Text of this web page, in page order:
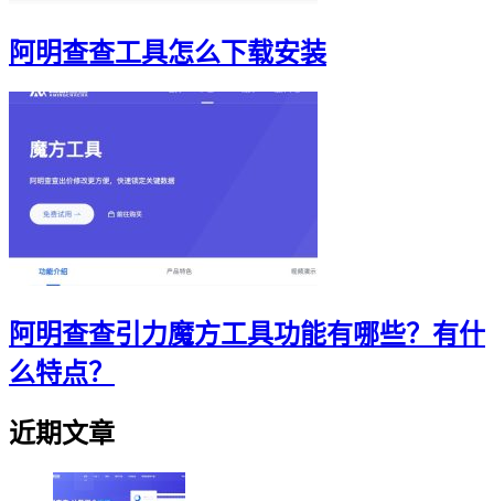
阿明查查工具怎么下载安装
阿明查查引力魔方工具功能有哪些？有什
么特点？
近期文章